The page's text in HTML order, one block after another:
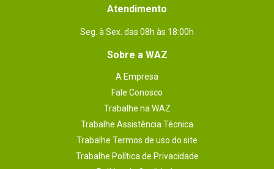
Atendimento
Seg. à Sex. das 08h às 18:00h
Sobre a WAZ
A Empresa
Fale Conosco
Trabalhe na WAZ
Trabalhe Assistência Técnica
Trabalhe Termos de uso do site
Trabalhe Política de Privacidade